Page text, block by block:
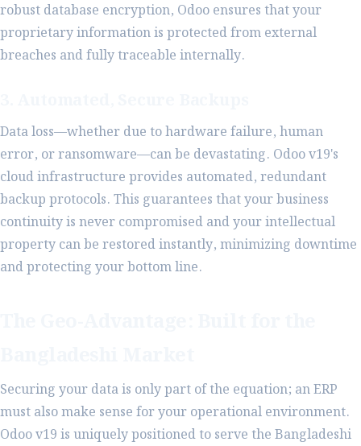
robust database encryption, Odoo ensures that your
proprietary information is protected from external
breaches and fully traceable internally.
Data loss—whether due to hardware failure, human
error, or ransomware—can be devastating. Odoo v19's
cloud infrastructure provides automated, redundant
backup protocols. This guarantees that your business
continuity is never compromised and your intellectual
property can be restored instantly, minimizing downtime
and protecting your bottom line.
Securing your data is only part of the equation; an ERP
must also make sense for your operational environment.
Odoo v19 is uniquely positioned to serve the Bangladeshi